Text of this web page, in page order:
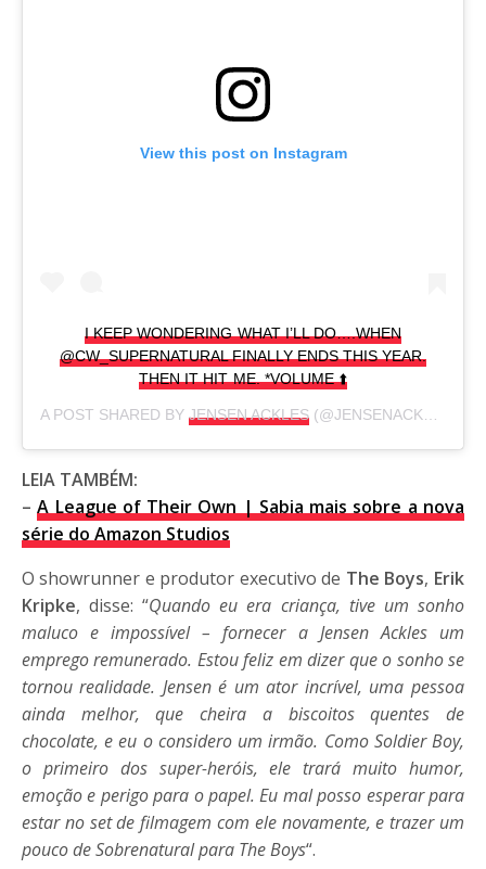
View this post on Instagram
I KEEP WONDERING WHAT I’LL DO….WHEN
@CW_SUPERNATURAL FINALLY ENDS THIS YEAR.
THEN IT HIT ME. *VOLUME ⬆️
A POST SHARED BYJENSEN ACKLES (@JENSENACKLES) ON
LEIA TAMBÉM:
–A League of Their Own | Sabia mais sobre a nova
série do Amazon Studios
O showrunner e produtor executivo de The Boys, Erik
Kripke, disse: “Quando eu era criança, tive um sonho
maluco e impossível – fornecer a Jensen Ackles um
emprego remunerado. Estou feliz em dizer que o sonho se
tornou realidade. Jensen é um ator incrível, uma pessoa
ainda melhor, que cheira a biscoitos quentes de
chocolate, e eu o considero um irmão. Como Soldier Boy,
o primeiro dos super-heróis, ele trará muito humor,
emoção e perigo para o papel. Eu mal posso esperar para
estar no set de filmagem com ele novamente, e trazer um
pouco de Sobrenatural para The Boys“.